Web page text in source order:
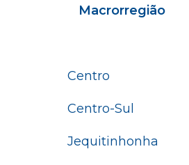
Macrorregião
Centro
Centro-Sul
Jequitinhonha